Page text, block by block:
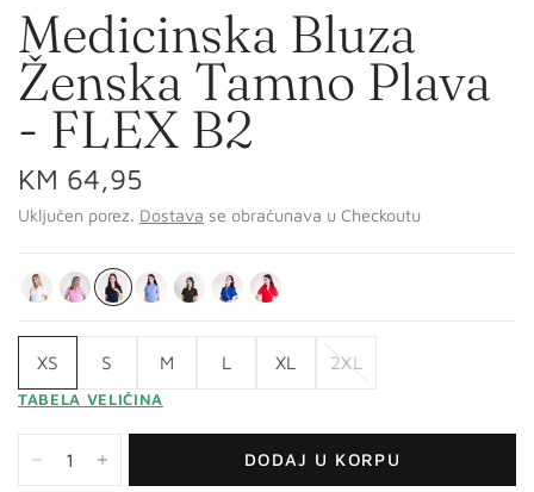
Medicinska Bluza
Ženska Tamno Plava
- FLEX B2
KM 64,95
Uključen porez. Dostava se obračunava u Checkoutu
XS S M L XL 2XL
TABELA VELIČINA
DODAJ U KORPU